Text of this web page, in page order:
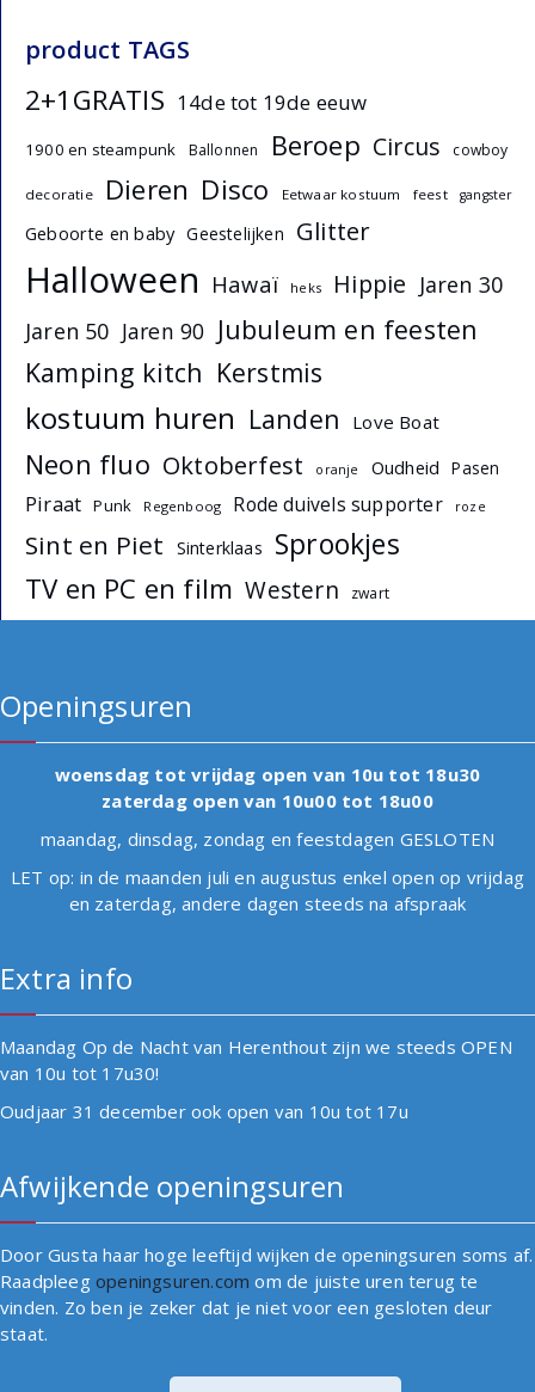
product TAGS
2+1GRATIS 14de tot 19de eeuw
1900 en steampunk Ballonnen Beroep Circus cowboy
decoratie Dieren Disco Eetwaar kostuum feest gangster
Geboorte en baby Geestelijken Glitter
Halloween Hawaï heks Hippie Jaren 30
Jaren 50 Jaren 90 Jubuleum en feesten
Kamping kitch Kerstmis
kostuum huren Landen Love Boat
Neon fluo Oktoberfest oranje Oudheid Pasen
Piraat Punk Regenboog Rode duivels supporter roze
Sint en Piet Sinterklaas Sprookjes
TV en PC en film Western zwart
Openingsuren
woensdag tot vrijdag open van 10u tot 18u30
zaterdag open van 10u00 tot 18u00
maandag, dinsdag, zondag en feestdagen GESLOTEN
LET op: in de maanden juli en augustus enkel open op vrijdag
en zaterdag, andere dagen steeds na afspraak
Extra info
Maandag Op de Nacht van Herenthout zijn we steeds OPEN
van 10u tot 17u30!
Oudjaar 31 december ook open van 10u tot 17u
Afwijkende openingsuren
Door Gusta haar hoge leeftijd wijken de openingsuren soms af.
Raadpleeg openingsuren.com om de juiste uren terug te
vinden. Zo ben je zeker dat je niet voor een gesloten deur
staat.